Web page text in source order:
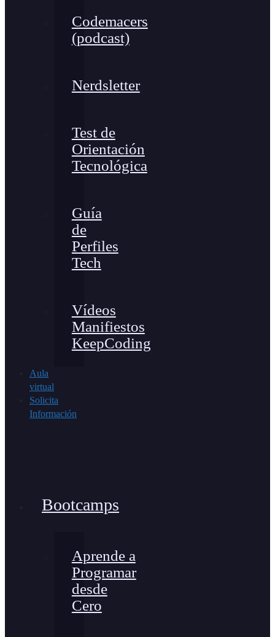
Codemacers
(podcast)
Nerdsletter
Test de
Orientación
Tecnológica
Guía
de
Perfiles
Tech
Vídeos
Manifiestos
KeepCoding
Aula
virtual
Solicita
Información
Bootcamps
Aprende a
Programar
desde
Cero